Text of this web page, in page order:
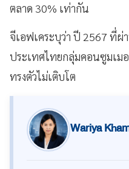
ตลาด 30% เท่ากัน
จีเอฟเคระบุว่า ปี 2567 ที่ผ่
ประเทศไทยกลุ่มคอนซูมเมอ
ทรงตัวไม่เติบโต
Wariya